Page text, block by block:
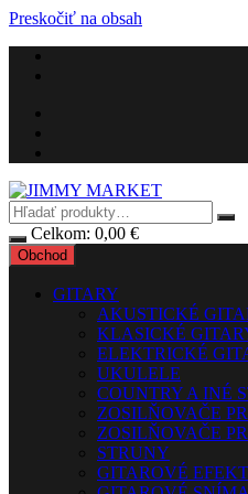
Preskočiť na obsah
Celkom: 0,00 €
Obchod
GITARY
AKUSTICKÉ
KLASICKÉ
ELEKTRICKÉ
UKULELE
COUNTRY A INÉ
ZOSILŇOVAČE
ZOSILŇOVAČE
STRUNY
GITAROVÉ